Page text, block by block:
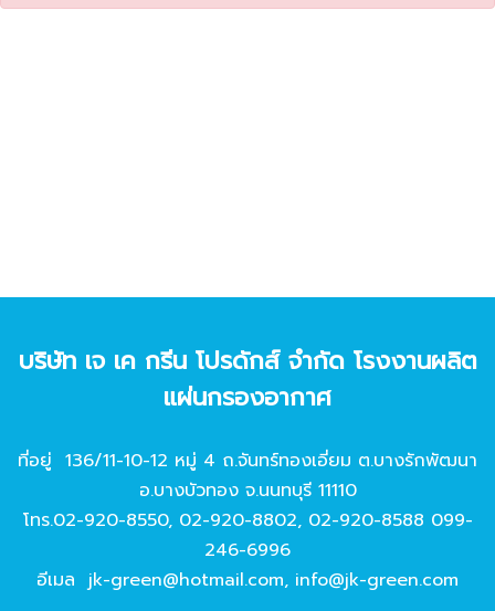
บริษัท เจ เค กรีน โปรดักส์ จํากัด โรงงานผลิต
แผ่นกรองอากาศ
ที่อยู่ 136/11-10-12 หมู่ 4 ถ.จันทร์ทองเอี่ยม ต.บางรักพัฒนา
อ.บางบัวทอง จ.นนทบุรี 11110
โทร.02-920-8550, 02-920-8802, 02-920-8588 099-
246-6996
อีเมล jk-green@hotmail.com, info@jk-green.com